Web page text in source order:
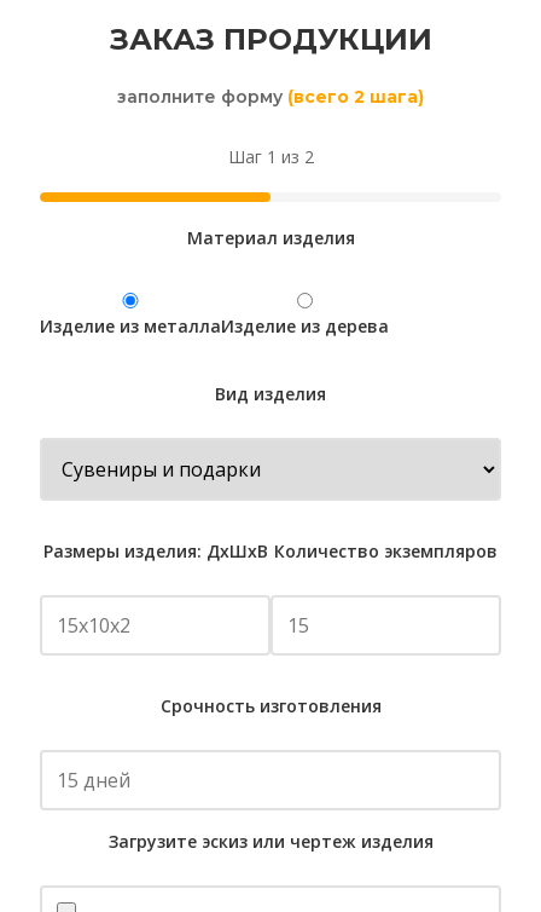
ЗАКАЗ ПРОДУКЦИИ
заполните форму (всего 2 шага)
Шаг 1 из 2
Материал изделия
Изделие из металлаИзделие из дерева
Вид изделия
Размеры изделия: ДхШхВ Количество экземпляров
Срочность изготовления
Загрузите эскиз или чертеж изделия